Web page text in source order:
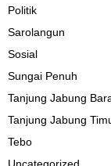
Politik
Sarolangun
Sosial
Sungai Penuh
Tanjung Jabung
Tanjung Jabung
Tebo
Uncategorized